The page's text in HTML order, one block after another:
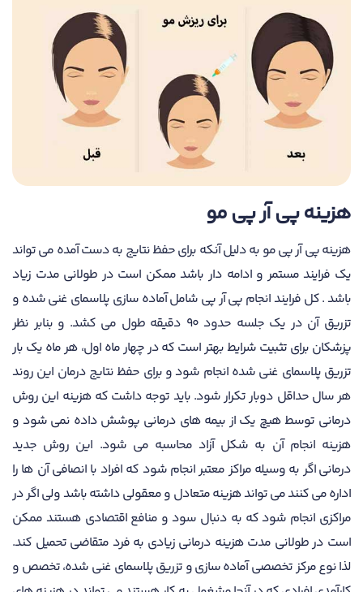
هزینه پی آر پی مو
هزینه پی آر پی مو به دلیل آنکه برای حفظ نتایج به دست آمده می تواند
یک فرایند مستمر و ادامه دار باشد ممکن است در طولانی مدت زیاد
باشد . کل فرایند انجام پی آر پی شامل آماده سازی پلاسمای غنی شده و
تزریق آن در یک جلسه حدود 90 دقیقه طول می کشد. و بنابر نظر
پزشکان برای تثبیت شرایط بهتر است که در چهار ماه اول، هر ماه یک بار
تزریق پلاسمای غنی شده انجام شود و برای حفظ نتایج درمان این روند
هر سال حداقل دوبار تکرار شود. باید توجه داشت که هزینه این روش
درمانی توسط هیچ یک از بیمه های درمانی پوشش داده نمی شود و
هزینه انجام آن به شکل آزاد محاسبه می شود. این روش جدید
درمانی اگر به وسیله مراکز معتبر انجام شود که افراد با انصافی آن ها را
اداره می کنند می تواند هزینه متعادل و معقولی داشته باشد ولی اگر در
مراکزی انجام شود که به دنبال سود و منافع اقتصادی هستند ممکن
است در طولانی مدت هزینه درمانی زیادی به فرد متقاضی تحمیل کند.
لذا نوع مرکز تخصصی آماده سازی و تزریق پلاسمای غنی شده، تخصص و